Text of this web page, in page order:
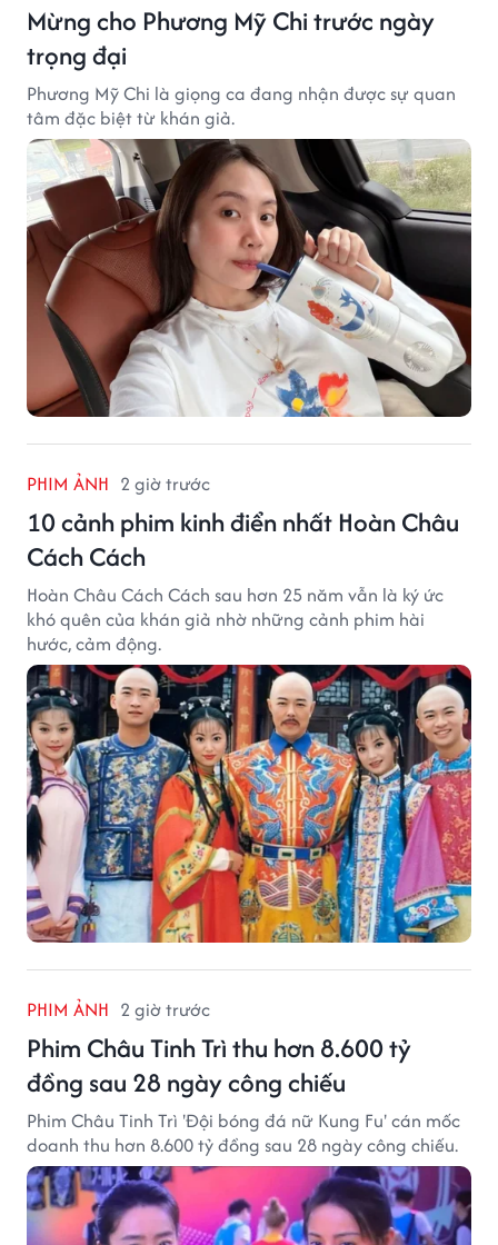
Mừng cho Phương Mỹ Chi trước ngày
trọng đại
Phương Mỹ Chi là giọng ca đang nhận được sự quan
tâm đặc biệt từ khán giả.
PHIM ẢNH 2 giờ trước
10 cảnh phim kinh điển nhất Hoàn Châu
Cách Cách
Hoàn Châu Cách Cách sau hơn 25 năm vẫn là ký ức
khó quên của khán giả nhờ những cảnh phim hài
hước, cảm động.
PHIM ẢNH 2 giờ trước
Phim Châu Tinh Trì thu hơn 8.600 tỷ
đồng sau 28 ngày công chiếu
Phim Châu Tinh Trì 'Đội bóng đá nữ Kung Fu' cán mốc
doanh thu hơn 8.600 tỷ đồng sau 28 ngày công chiếu.